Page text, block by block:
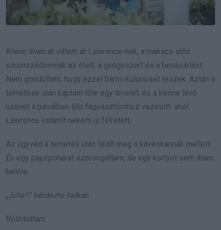
Kilenc éven át vittem át Lawrence-nek, a makacs idős
szomszédomnak az ételt, a gyógyszert és a bevásárlást.
Nem gondoltam, hogy ezzel bármi különöset teszek. Aztán a
temetése után kaptam tőle egy levelet, és a benne lévő
üzenet a pincében álló fagyasztómhoz vezetett, ahol
Lawrence valamit nekem is félretett.
Az ügyvéd a temetés után talált meg a kávéskannák mellett.
Én egy papírpoharat szorongattam, de egy kortyot sem ittam
belőle.
„Julie?” kérdezte halkan.
Bólintottam.